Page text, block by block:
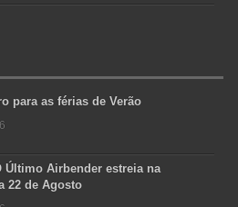
para as férias de Verão
Último Airbender estreia na
22 de Agosto